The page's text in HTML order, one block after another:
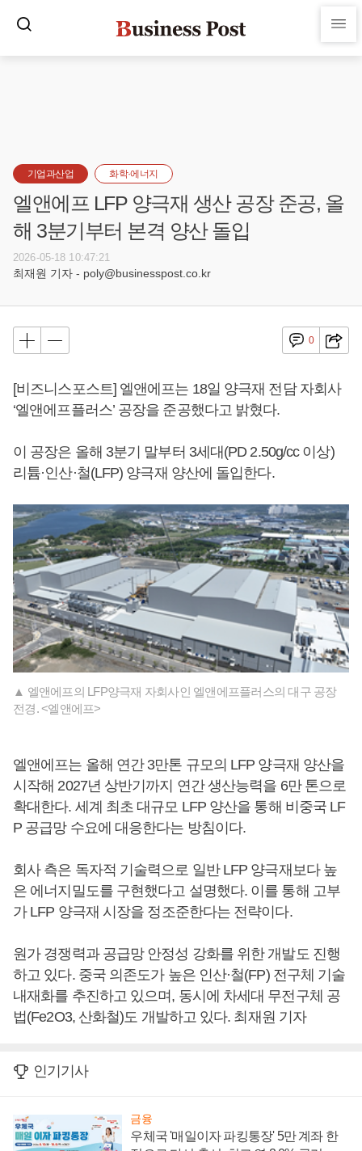
기업과산업 화학·에너지
엘앤에프 LFP 양극재 생산 공장 준공, 올
해 3분기부터 본격 양산 돌입
2026-05-18 10:47:21
최재원 기자 - poly@businesspost.co.kr
0
[비즈니스포스트] 엘앤에프는 18일 양극재 전담 자회사
‘엘앤에프플러스’ 공장을 준공했다고 밝혔다.
이 공장은 올해 3분기 말부터 3세대(PD 2.50g/cc 이상)
리튬·인산·철(LFP) 양극재 양산에 돌입한다.
▲ 엘앤에프의 LFP양극재 자회사인 엘앤에프플러스의 대구 공장
전경. <엘앤에프>
엘앤에프는 올해 연간 3만톤 규모의 LFP 양극재 양산을
시작해 2027년 상반기까지 연간 생산능력을 6만 톤으로
확대한다. 세계 최초 대규모 LFP 양산을 통해 비중국 LF
P 공급망 수요에 대응한다는 방침이다.
회사 측은 독자적 기술력으로 일반 LFP 양극재보다 높
은 에너지밀도를 구현했다고 설명했다. 이를 통해 고부
가 LFP 양극재 시장을 정조준한다는 전략이다.
원가 경쟁력과 공급망 안정성 강화를 위한 개발도 진행
하고 있다. 중국 의존도가 높은 인산·철(FP) 전구체 기술
내재화를 추진하고 있으며, 동시에 차세대 무전구체 공
법(Fe2O3, 산화철)도 개발하고 있다. 최재원 기자
인기기사
금융
우체국 '매일이자 파킹통장' 5만 계좌 한